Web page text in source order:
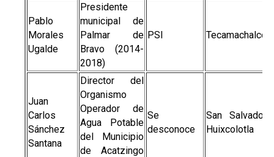
Pablo
Morales
Ugalde
Presidente
municipal de
Palmar de
Bravo (2014-
2018)
PSI Tecamachalco
Juan
Carlos
Sánchez
Santana
Director del
Organismo
Operador de
Agua Potable
del Municipio
de Acatzingo
Se
desconoce
San Salvador
Huixcolotla